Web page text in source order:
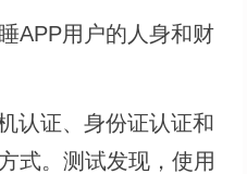
用户的人身和财
证、身份证认证和
式。测试发现，使用